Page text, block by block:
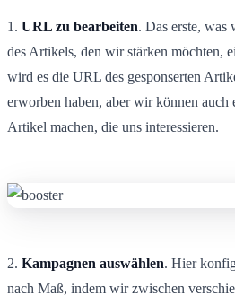
1. URL zu bearbeiten. Das erste, was
des Artikels, den wir stärken möchten,
wird es die URL des gesponserten
erworben haben, aber wir können auch
Artikel machen, die uns interessieren.
2. Kampagnen auswählen. Hier
nach Maß, indem wir zwischen